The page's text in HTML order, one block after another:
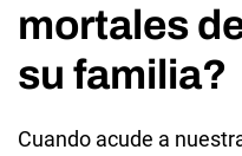
mortales
su familia?
Cuando acude a